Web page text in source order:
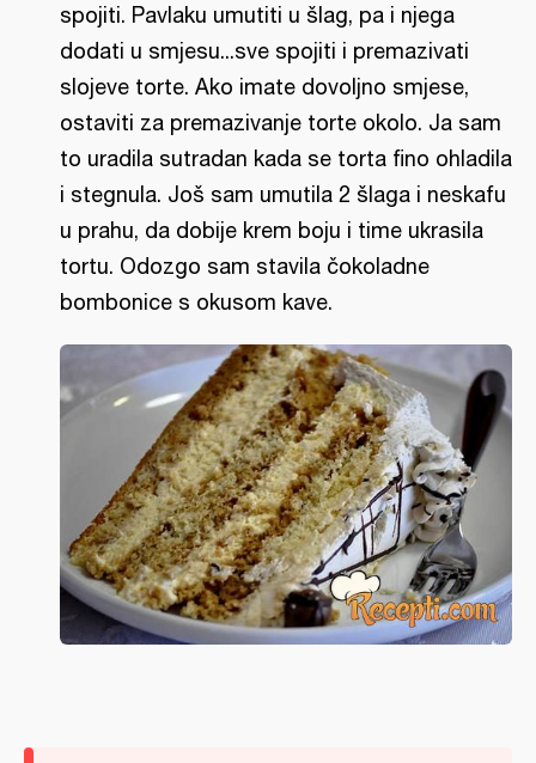
spojiti. Pavlaku umutiti u šlag, pa i njega
dodati u smjesu...sve spojiti i premazivati
slojeve torte. Ako imate dovoljno smjese,
ostaviti za premazivanje torte okolo. Ja sam
to uradila sutradan kada se torta fino ohladila
i stegnula. Još sam umutila 2 šlaga i neskafu
u prahu, da dobije krem boju i time ukrasila
tortu. Odozgo sam stavila čokoladne
bombonice s okusom kave.